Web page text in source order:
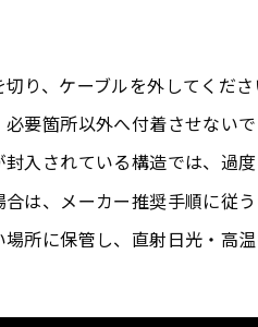
り、ケーブルを外してくださ
要箇所以外へ付着させない
入されている構造では、過
は、メーカー推奨手順に従
所に保管し、直射日光・高